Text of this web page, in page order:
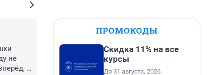
не
ПРОМОКОДЫ
Скидка 11% на все
курсы
До 31 августа, 2026